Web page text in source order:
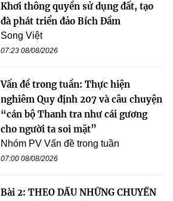
Khơi thông quyền sử dụng đất, tạo
đà phát triển đảo Bích Đầm
Song Việt
07:23 08/08/2026
Vấn đề trong tuần: Thực hiện
nghiêm Quy định 207 và câu chuyện
“cán bộ Thanh tra như cái gương
cho người ta soi mặt”
Nhóm PV Vấn đề trong tuần
07:00 08/08/2026
Bài 2: THEO DẤU NHỮNG CHUYẾN